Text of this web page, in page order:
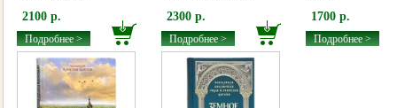
2100 р.
Подробнее >
2300 р.
Подробнее >
1700 р.
Подробнее >